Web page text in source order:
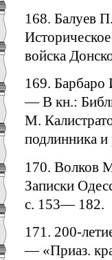
168. Балуев
войска
169. Барбаро
— В кн.:
М.
подлинника и
170. Волков
Записки
с. 153— 182.
171. 200-
— «Приаз.